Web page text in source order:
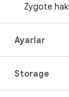
Zygote
Ayarlar
Storage